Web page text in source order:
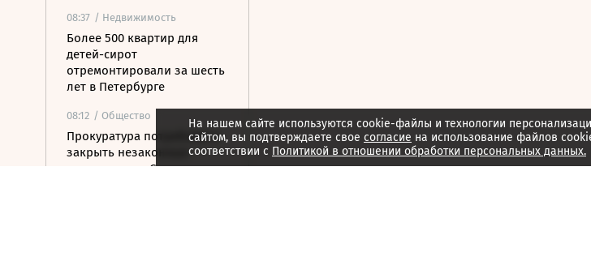
08:37 / Недвижимость
Более 500 квартир для
детей-сирот
отремонтировали за шесть
лет в Петербурге
08:12 / Общество
Прокуратура потребовала
закрыть незаконные
пансионаты в Стрельне
На нашем сайте используются cookie-файлы и технологии
сайтом, вы подтверждаете свое согласие на использование файлов
соответствии с Политикой в отношении обработки персональных данных.